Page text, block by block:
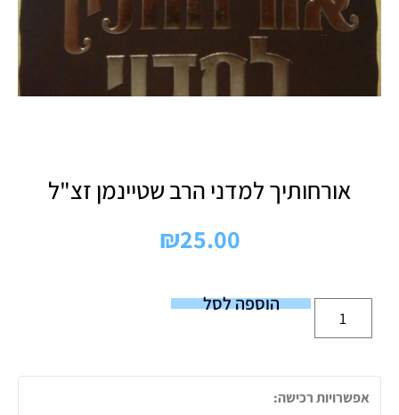
אורחותיך למדני הרב שטיינמן זצ"ל
₪25.00
הוספה לסל
אפשרויות רכישה: